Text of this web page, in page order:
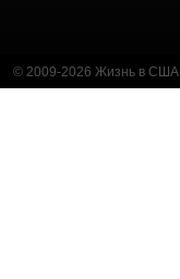
© 2009-2026 Жизнь в США